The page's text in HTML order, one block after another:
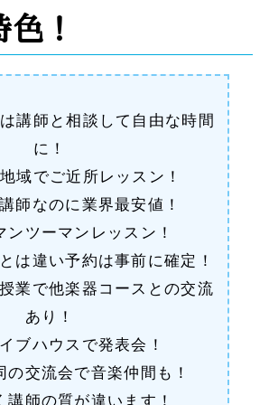
！
講師と相談して自由な時間
に！
域でご近所レッスン！
師なのに業界最安値！
ツーマンレッスン！
は違い予約は事前に確定！
業で他楽器コースとの交流
あり！
ブハウスで発表会！
交流会で音楽仲間も！
師の質が違います！